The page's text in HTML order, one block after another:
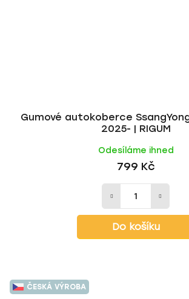
Gumové autokoberce
2025- | RIGUM
Odesíláme ihned
799 Kč
Do košíku
ČESKÁ VÝROBA